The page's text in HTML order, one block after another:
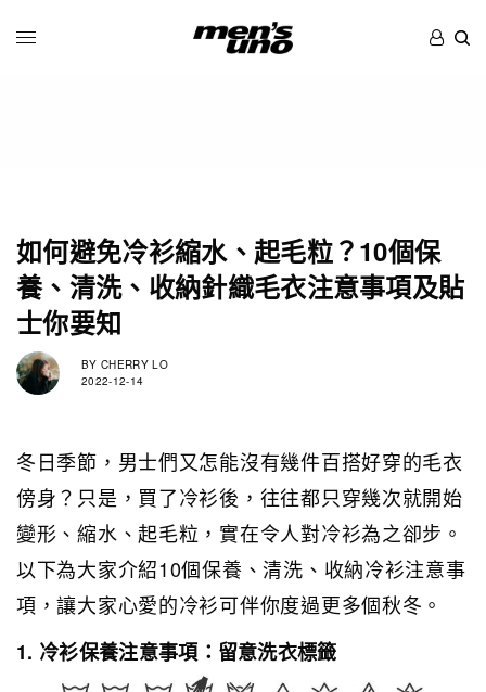
如何避免冷衫縮水、起毛粒？10個保
養、清洗、收納針織毛衣注意事項及貼
士你要知
BY CHERRY LO
2022-12-14
冬日季節，男士們又怎能沒有幾件百搭好穿的毛衣
傍身？只是，買了冷衫後，往往都只穿幾次就開始
變形、縮水、起毛粒，實在令人對冷衫為之卻步。
以下為大家介紹10個保養、清洗、收納冷衫注意事
項，讓大家心愛的冷衫可伴你度過更多個秋冬。
1. 冷衫保養注意事項：留意洗衣標籤